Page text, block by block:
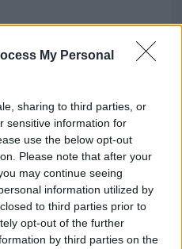
My Personal
sharing to third parties, or
sensitive information for
use the below opt-out
Please note that after your
may continue seeing
information utilized by
to third parties prior to
opt-out of the further
by third parties on the